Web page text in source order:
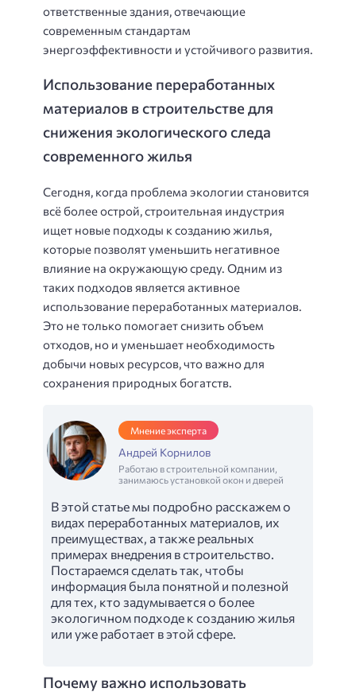
ответственные здания, отвечающие
современным стандартам
энергоэффективности и устойчивого развития.
Использование переработанных
материалов в строительстве для
снижения экологического следа
современного жилья
Сегодня, когда проблема экологии становится
всё более острой, строительная индустрия
ищет новые подходы к созданию жилья,
которые позволят уменьшить негативное
влияние на окружающую среду. Одним из
таких подходов является активное
использование переработанных материалов.
Это не только помогает снизить объем
отходов, но и уменьшает необходимость
добычи новых ресурсов, что важно для
сохранения природных богатств.
Мнение эксперта
Андрей Корнилов
Работаю в строительной компании,
занимаюсь установкой окон и дверей
В этой статье мы подробно расскажем о
видах переработанных материалов, их
преимуществах, а также реальных
примерах внедрения в строительство.
Постараемся сделать так, чтобы
информация была понятной и полезной
для тех, кто задумывается о более
экологичном подходе к созданию жилья
или уже работает в этой сфере.
Почему важно использовать